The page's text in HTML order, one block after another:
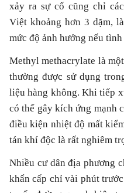
xảy ra sự cố cũng chỉ
Việt khoảng hơn 3 dặm,
mức độ ảnh hưởng nếu
Methyl methacrylate là
thường được sử dụng
liệu hàng không. Khi tiếp
có thể gây kích ứng mạnh
điều kiện nhiệt độ mất
tán khí độc là rất nghiêm
Nhiều cư dân địa phương
khẩn cấp chỉ vài phút